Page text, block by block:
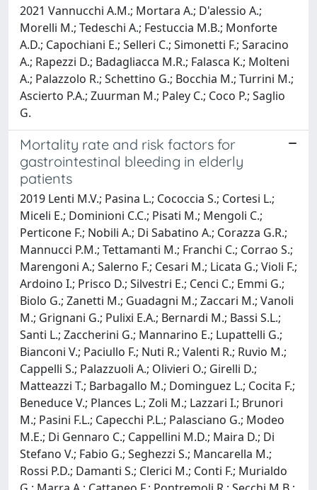
2021 Vannucchi A.M.; Mortara A.; D'alessio A.;
Morelli M.; Tedeschi A.; Festuccia M.B.; Monforte
A.D.; Capochiani E.; Selleri C.; Simonetti F.; Saracino
A.; Rapezzi D.; Badagliacca M.R.; Falasca K.; Molteni
A.; Palazzolo R.; Schettino G.; Bocchia M.; Turrini M.;
Ascierto P.A.; Zuurman M.; Paley C.; Coco P.; Saglio
G.
Mortality rate and risk factors for
gastrointestinal bleeding in elderly
patients
2019 Lenti M.V.; Pasina L.; Cococcia S.; Cortesi L.;
Miceli E.; Dominioni C.C.; Pisati M.; Mengoli C.;
Perticone F.; Nobili A.; Di Sabatino A.; Corazza G.R.;
Mannucci P.M.; Tettamanti M.; Franchi C.; Corrao S.;
Marengoni A.; Salerno F.; Cesari M.; Licata G.; Violi F.;
Ardoino I.; Prisco D.; Silvestri E.; Cenci C.; Emmi G.;
Biolo G.; Zanetti M.; Guadagni M.; Zaccari M.; Vanoli
M.; Grignani G.; Pulixi E.A.; Bernardi M.; Bassi S.L.;
Santi L.; Zaccherini G.; Mannarino E.; Lupattelli G.;
Bianconi V.; Paciullo F.; Nuti R.; Valenti R.; Ruvio M.;
Cappelli S.; Palazzuoli A.; Olivieri O.; Girelli D.;
Matteazzi T.; Barbagallo M.; Dominguez L.; Cocita F.;
Beneduce V.; Plances L.; Zoli M.; Lazzari I.; Brunori
M.; Pasini F.L.; Capecchi P.L.; Palasciano G.; Modeo
M.E.; Di Gennaro C.; Cappellini M.D.; Maira D.; Di
Stefano V.; Fabio G.; Seghezzi S.; Mancarella M.;
Rossi P.D.; Damanti S.; Clerici M.; Conti F.; Murialdo